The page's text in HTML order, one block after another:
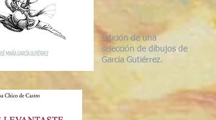
Edición de una
selección de dibujos de
García Gutiérrez.